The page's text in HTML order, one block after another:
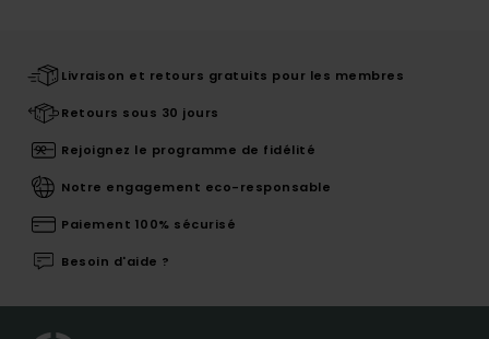
Livraison et retours gratuits pour les membres
Retours sous 30 jours
Rejoignez le programme de fidélité
Notre engagement eco-responsable
Paiement 100% sécurisé
Besoin d'aide ?